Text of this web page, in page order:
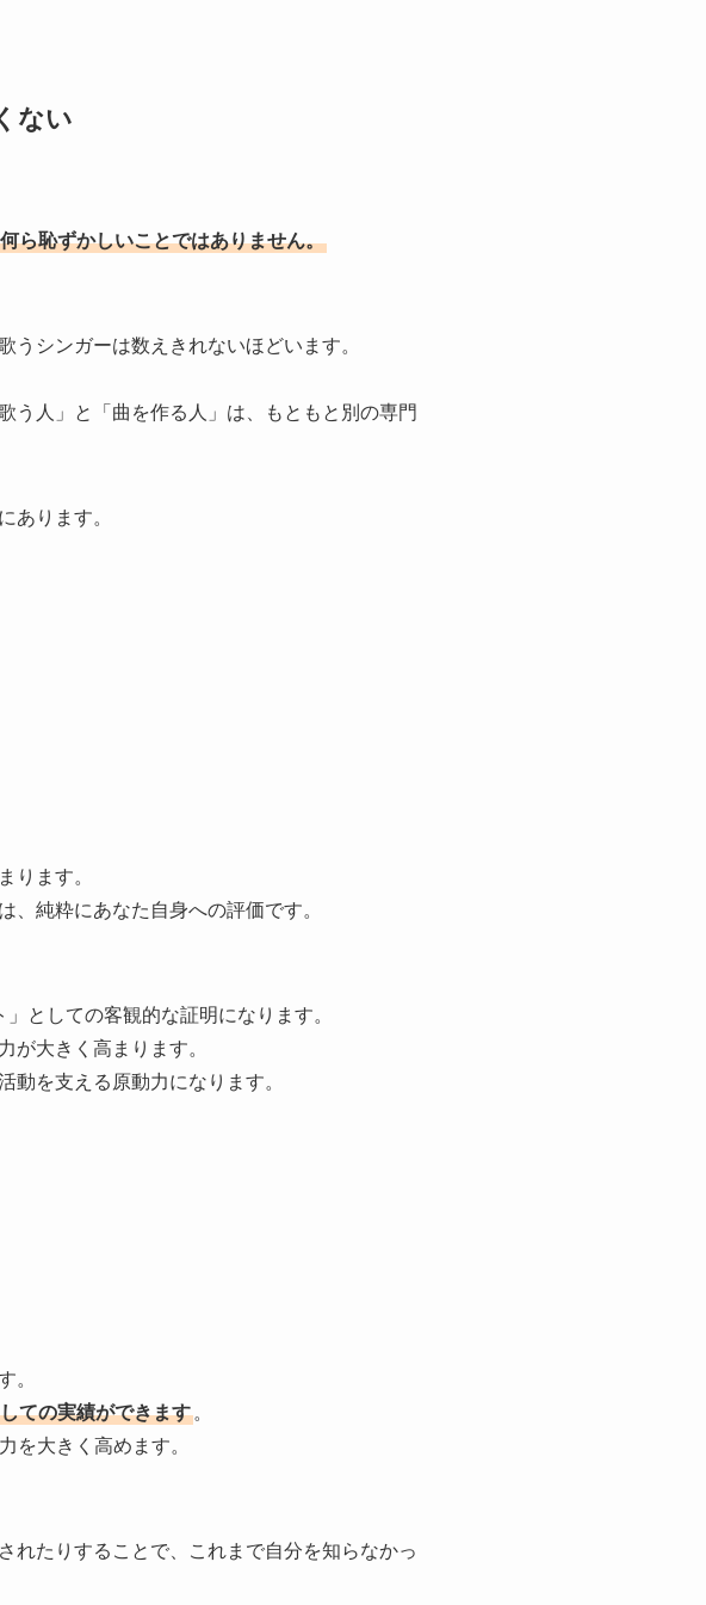
ない
ら恥ずかしいことではありません。
シンガーは数えきれないほどいます。
う人」と「曲を作る人」は、もともと別の専門
あります。
ります。
、純粋にあなた自身への評価です。
としての客観的な証明になります。
が大きく高まります。
動を支える原動力になります。
。
ての実績ができます 。
を大きく高めます。
れたりすることで、これまで自分を知らなかっ